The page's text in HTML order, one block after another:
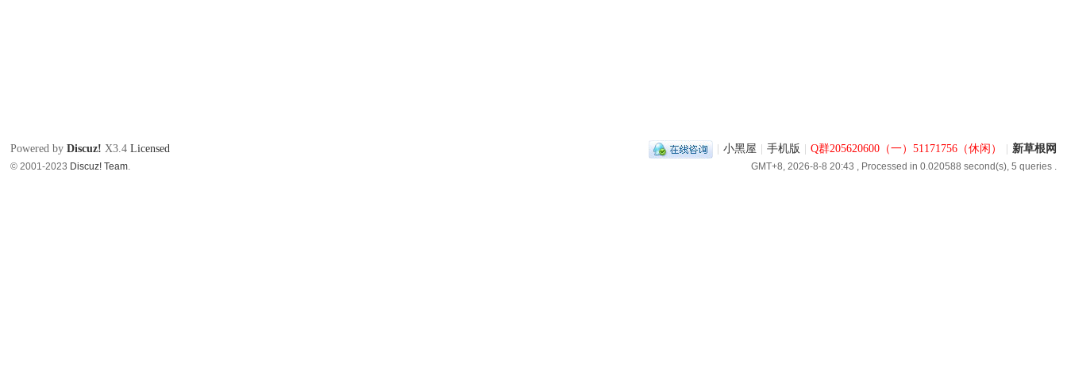
小黑屋 手机版 Q群205620600（一）51171756（休闲） 新草根网
GMT+8, 2026-8-8 20:43 , Processed in 0.020588 second(s), 5 queries .
Powered byDiscuz! X3.4 Licensed
© 2001-2023 Discuz! Team